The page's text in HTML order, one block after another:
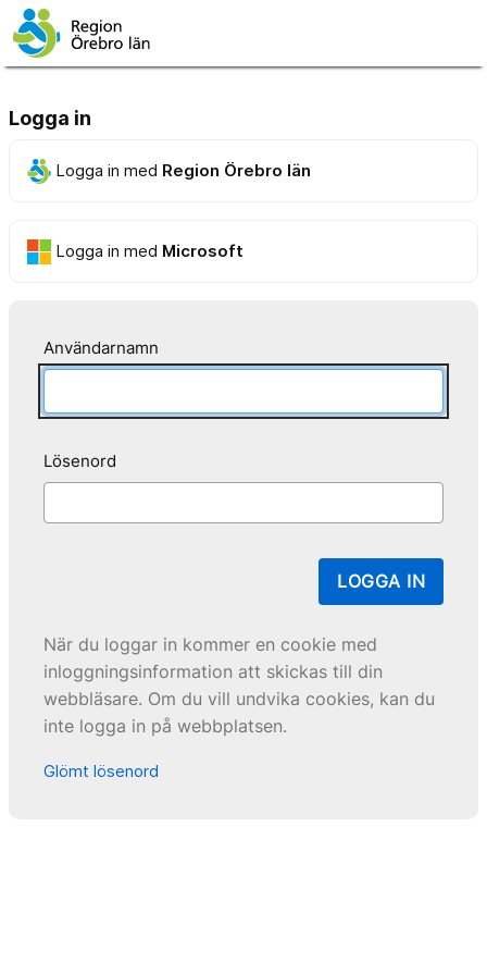
Logga in
Logga in med Region Örebro län
Logga in med Microsoft
Användarnamn
Lösenord
LOGGA IN
När du loggar in kommer en cookie med
inloggningsinformation att skickas till din
webbläsare. Om du vill undvika cookies, kan du
inte logga in på webbplatsen.
Glömt lösenord